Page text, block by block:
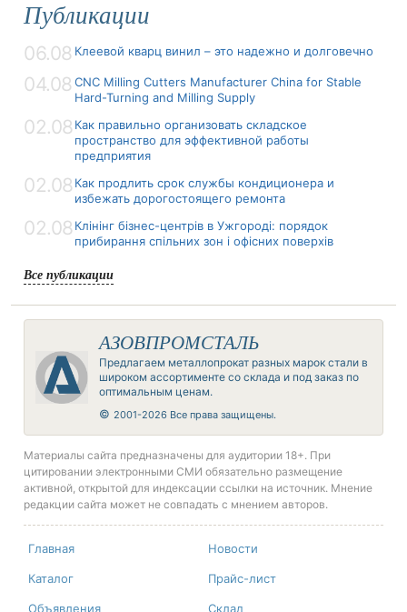
Публикации
06.08 Клеевой кварц винил – это надежно и долговечно
04.08 CNC Milling Cutters Manufacturer China for Stable
Hard-Turning and Milling Supply
02.08 Как правильно организовать складское
пространство для эффективной работы
предприятия
02.08 Как продлить срок службы кондиционера и
избежать дорогостоящего ремонта
02.08 Клінінг бізнес-центрів в Ужгороді: порядок
прибирання спільних зон і офісних поверхів
Все публикации
АЗОВПРОМСТАЛЬ
Предлагаем металлопрокат разных марок стали в
широком ассортименте со склада и под заказ по
оптимальным ценам.
© 2001-2026 Все права защищены.
Материалы сайта предназначены для аудитории 18+. При
цитировании электронными СМИ обязательно размещение
активной, открытой для индексации ссылки на источник. Мнение
редакции сайта может не совпадать с мнением авторов.
Главная Новости
Каталог Прайс-лист
Объявления Склад